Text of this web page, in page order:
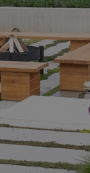
.estav.cz
Hotjar Ltd
.estav.cz